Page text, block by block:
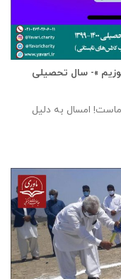
»- سال تحصیلی
ماست! امسال به دلیل